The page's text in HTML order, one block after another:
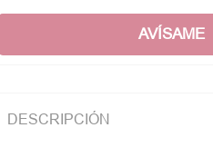
AVÍSAME
DESCRIPCIÓN